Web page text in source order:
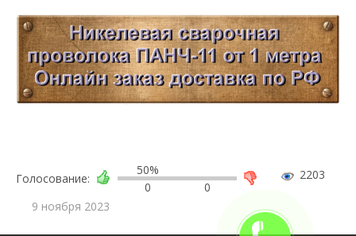
Голосование:
50%
0
0
2203
9 ноября 2023